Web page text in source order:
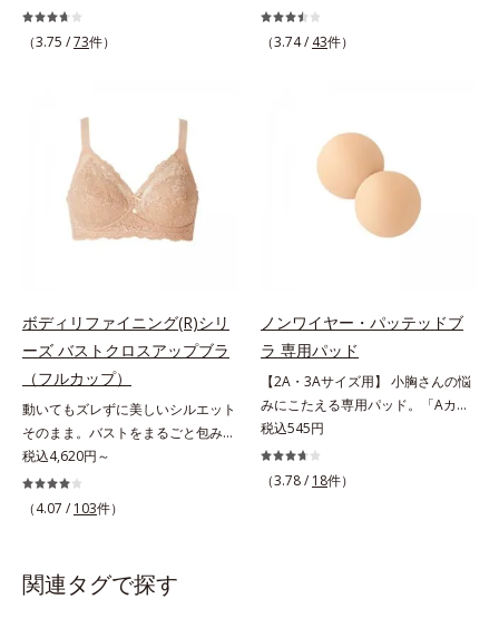
「これが補整下着なの？」と驚くほ
どのやさしさで、美しいラインへ。
を使用し、しなやかでやわらかな肌
触り。広い面で体の凹凸をなめらか
に整え、大人のボディを美しいシル
エットへと導きます。美しいバスト
ラインへノンワイヤーでやさしく美
胸をメイクするブラです。幅広のス
ち上げる設計で、美しいバストライ
ンに整えます。脇も背中もすっきり
補整脇からバック部は幅広設計で、
やわらかい背中のお肉をカバーしま
す。硬いセル芯ではなく、生地を2
重に重ねて脇肉もしっかりホール
ド。後ろ姿もすっきりキレイに変身
します。
（3.75 /73件）
ヤーで自然な形にボリュームアップ
できる「小胸さん用のブラジャー」
ク。脇肉もスッキリおさえて、上半
身全体のラインに自信が持てます。
胸にやさしいつけごこち保型性の高
いモールドカップなので、薄いのに
美ラインをキープします。肌ざわり
るので、ズレずに安定をキープしま
す。パカパカ浮くというお悩みも解
消し、かがむ時も胸元が気になりま
せん。このブラジャーはAカップ
（パッドなし）のご用意となりま
す。AA・AAAサイズの方は、別売
りの専用パッドをご購入いただき、
ブラジャーと組み合わせてご使用く
（3.74 / 43件）
ボディリファイニング(R)シリ
ーズ バストクロスアップブラ
（フルカップ）
動いてもズレずに美しいシルエット
そのまま。バストをまるごと包みこ
み、上向きバストへ。体にフィット
して、ラクな着用感のノンワイヤー
タイプ。カップ下部分に、パワーネ
て2枚の生地が交差するから、動い
てもズレません。セル芯部分は7層
税込4,620円～
（4.07 / 103件）
ノンワイヤー・パッテッドブ
ラ 専用パッド
【2A・3Aサイズ用】 小胸さんの悩
みにこたえる専用パッド。「Aカッ
プより小さい」とお悩みの方でも大
丈夫。AA・AAAサイズの方に、ノ
ンワイヤー・パッテッドブラと組み
税込545円
（3.78 / 18件）
関連タグで探す